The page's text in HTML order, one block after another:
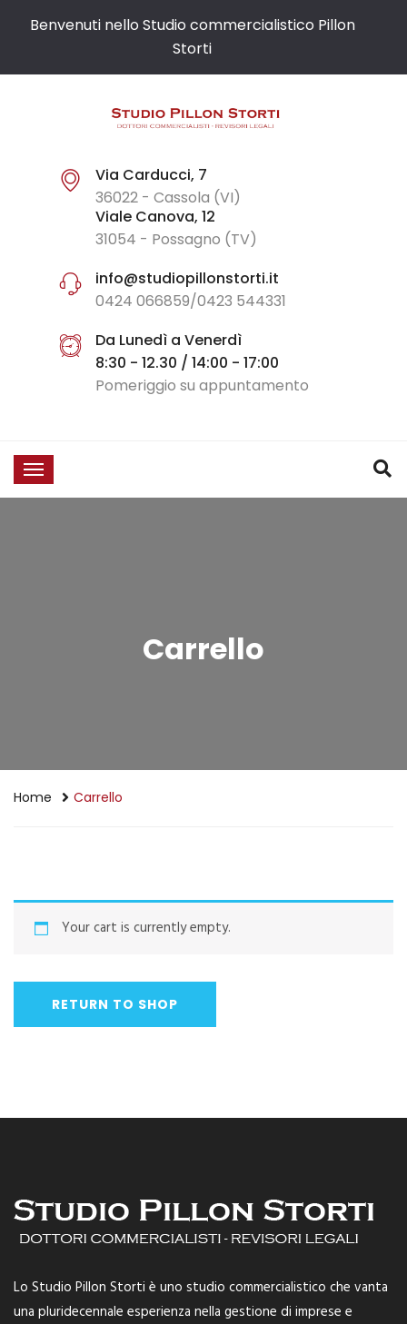
Benvenuti nello Studio commercialistico Pillon
Storti
Via Carducci, 7
36022 - Cassola (VI)
Viale Canova, 12
31054 - Possagno (TV)
info@studiopillonstorti.it
0424 066859/0423 544331
Da Lunedì a Venerdì
8:30 - 12.30 / 14:00 - 17:00
Pomeriggio su appuntamento
Carrello
Home Carrello
Your cart is currently empty.
RETURN TO SHOP
Lo Studio Pillon Storti è uno studio commercialistico che vanta
una pluridecennale esperienza nella gestione di imprese e